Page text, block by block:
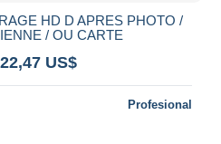
HD D APRES PHOTO /
/ OU CARTE
US$
Profesional